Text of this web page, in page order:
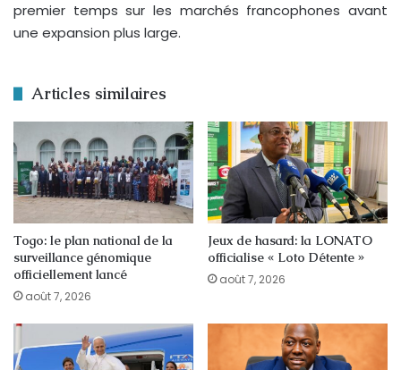
premier temps sur les marchés francophones avant
une expansion plus large.
Articles similaires
Togo: le plan national de la
surveillance génomique
officiellement lancé
août 7, 2026
Jeux de hasard: la LONATO
officialise « Loto Détente »
août 7, 2026